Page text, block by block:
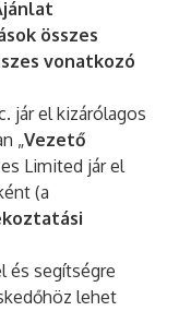
összes
vonatkozó
jár el kizárólagos
„Vezető
Limited jár el
(a
és segítségre
lehet